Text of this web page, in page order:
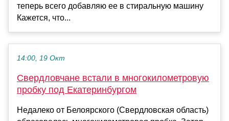
теперь всего добавляю ее в стиральную машину
Кажется, что...
14:00, 19 Окт
Свердловчане встали в многокилометровую
пробку под Екатеринбургом
Недалеко от Белоярского (Свердловская область)